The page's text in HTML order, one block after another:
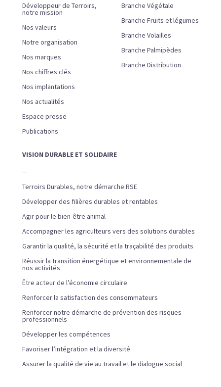
Développeur de Terroirs,
notre mission
Nos valeurs
Notre organisation
Nos marques
Nos chiffres clés
Nos implantations
Nos actualités
Espace presse
Publications
Branche Végétale
Branche Fruits et légumes
Branche Volailles
Branche Palmipèdes
Branche Distribution
VISION DURABLE ET SOLIDAIRE
Terroirs Durables, notre démarche RSE
Développer des filières durables et rentables
Agir pour le bien-être animal
Accompagner les agriculteurs vers des solutions durables
Garantir la qualité, la sécurité et la traçabilité des produits
Réussir la transition énergétique et environnementale de
nos activités
Être acteur de l’économie circulaire
Renforcer la satisfaction des consommateurs
Renforcer notre démarche de prévention des risques
professionnels
Développer les compétences
Favoriser l’intégration et la diversité
Assurer la qualité de vie au travail et le dialogue social